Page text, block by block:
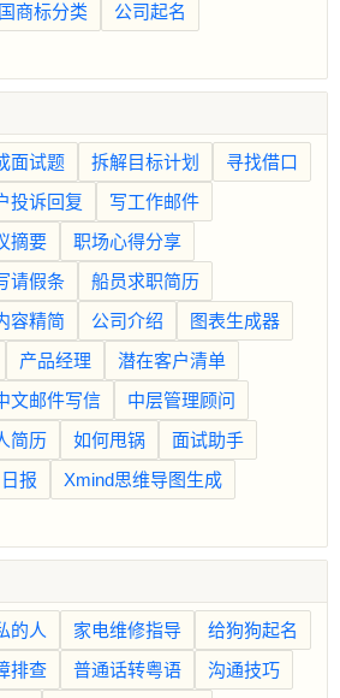
商标分类
公司起名
面试题 拆解目标计划
寻找借口
投诉回复
写工作邮件
摘要
职场心得分享
请假条
船员求职简历
容精简 公司介绍
图表生成器
产品经理
潜在客户清单
文邮件写信
中层管理顾问
简历 如何甩锅
面试助手
日报
Xmind思维导图生成
的人 家电维修指导
给狗狗起名
排查 普通话转粤语
沟通技巧